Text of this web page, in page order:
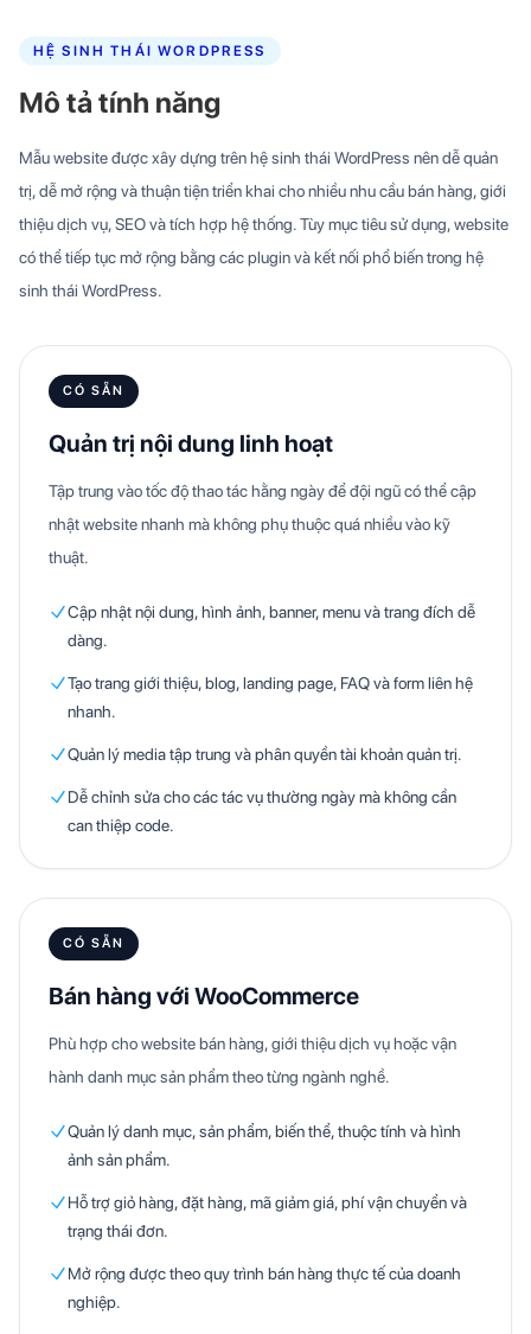
HỆ SINH THÁI WORDPRESS
Mô tả tính năng
Mẫu website được xây dựng trên hệ sinh thái WordPress nên dễ quản
trị, dễ mở rộng và thuận tiện triển khai cho nhiều nhu cầu bán hàng, giới
thiệu dịch vụ, SEO và tích hợp hệ thống. Tùy mục tiêu sử dụng, website
có thể tiếp tục mở rộng bằng các plugin và kết nối phổ biến trong hệ
sinh thái WordPress.
CÓ SẴN
Quản trị nội dung linh hoạt
Tập trung vào tốc độ thao tác hằng ngày để đội ngũ có thể cập
nhật website nhanh mà không phụ thuộc quá nhiều vào kỹ
thuật.
Cập nhật nội dung, hình ảnh, banner, menu và trang đích dễ
dàng.
Tạo trang giới thiệu, blog, landing page, FAQ và form liên hệ
nhanh.
Quản lý media tập trung và phân quyền tài khoản quản trị.
Dễ chỉnh sửa cho các tác vụ thường ngày mà không cần
can thiệp code.
CÓ SẴN
Bán hàng với WooCommerce
Phù hợp cho website bán hàng, giới thiệu dịch vụ hoặc vận
hành danh mục sản phẩm theo từng ngành nghề.
Quản lý danh mục, sản phẩm, biến thể, thuộc tính và hình
ảnh sản phẩm.
Hỗ trợ giỏ hàng, đặt hàng, mã giảm giá, phí vận chuyển và
trạng thái đơn.
Mở rộng được theo quy trình bán hàng thực tế của doanh
nghiệp.